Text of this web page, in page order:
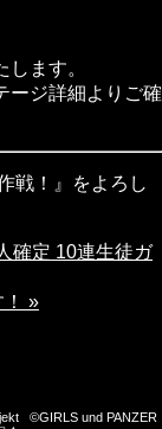
ます。
ージ詳細よりご確
戦！』をよろし
確定 10連生徒ガ
！ »
©GIRLS und PANZER